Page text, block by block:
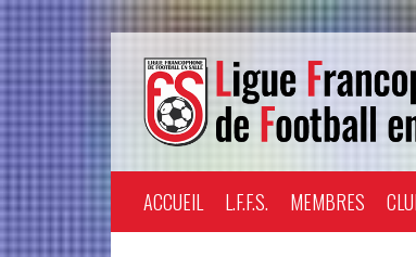
ACCUEIL L.F.F.S. MEMBRES